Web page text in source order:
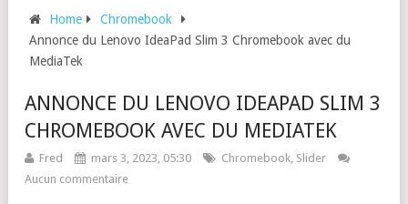
Home
Chromebook
Annonce du Lenovo IdeaPad Slim 3 Chromebook avec du
MediaTek
ANNONCE DU LENOVO IDEAPAD SLIM 3
CHROMEBOOK AVEC DU MEDIATEK
Fred mars 3, 2023, 05:30 Chromebook, Slider
Aucun commentaire